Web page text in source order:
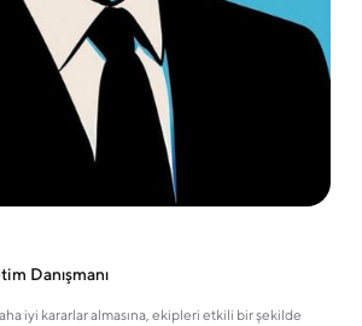
Danışmanı
iyi kararlar almasına, ekipleri etkili bir şekilde